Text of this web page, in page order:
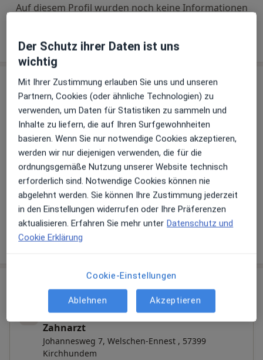
Auf diesem Profil wurden noch keine Informationen
Sind Sie Dr. med. dent. Dusan Micunovic?
Arzt-Info
Hinterlegen Sie kostenlos ein Portraitbild, Ihre
Sprechzeiten und Leistungen. Dadurch werden Sie
besser gefunden. Lassen Sie sich außerdem bereits
vor Veröffentlichung kostenfrei über neue
Patienten-Feedbacks per E-Mail informieren.
Jetzt als Arzt anmelden
Praxis Dr.med.dent. Dusan Micunovic
Zahnarzt
Johannesweg 7, Welschen-Ennest , 57399
Kirchhundem
Der Schutz ihrer Daten ist uns
wichtig
Mit Ihrer Zustimmung erlauben Sie uns und unseren
Partnern, Cookies (oder ähnliche Technologien) zu
verwenden, um Daten für Statistiken zu sammeln und
Inhalte zu liefern, die auf Ihren Surfgewohnheiten
basieren. Wenn Sie nur notwendige Cookies akzeptieren,
werden wir nur diejenigen verwenden, die für die
ordnungsgemäße Nutzung unserer Website technisch
erforderlich sind. Notwendige Cookies können nie
abgelehnt werden. Sie können Ihre Zustimmung jederzeit
in den Einstellungen widerrufen oder Ihre Präferenzen
aktualisieren. Erfahren Sie mehr unter Datenschutz und
Cookie Erklärung
Cookie-Einstellungen
Ablehnen Akzeptieren